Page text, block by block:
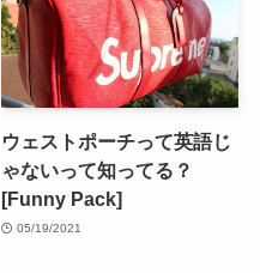
ウェストポーチって英語じ
ゃないって知ってる？
[Funny Pack]
05/19/2021